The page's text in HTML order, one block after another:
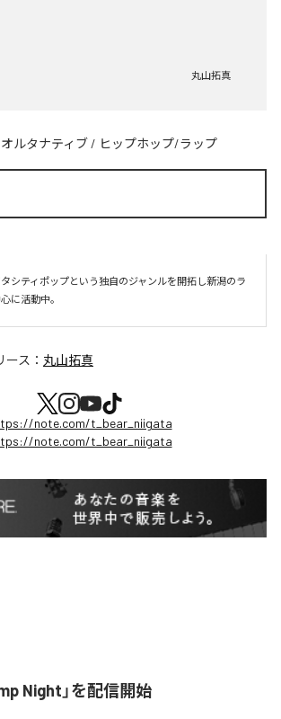
丸山拓真
オルタナティブ / ヒップホップ/ラップ
シティポップという独自のジャンルを開拓し新潟のラ
に活動中。
ス： 丸山拓真
note.com/t_bear_niigata
note.com/t_bear_niigata
Night」を配信開始